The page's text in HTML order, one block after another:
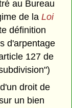
au Bureau
de laLoi
définition
d'arpentage
127 de
droit de
un bien